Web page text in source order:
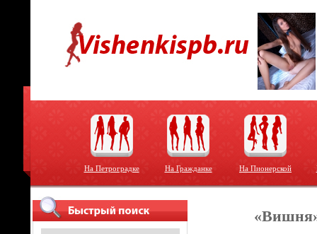
На Петроградке На Гражданке На Пионерской